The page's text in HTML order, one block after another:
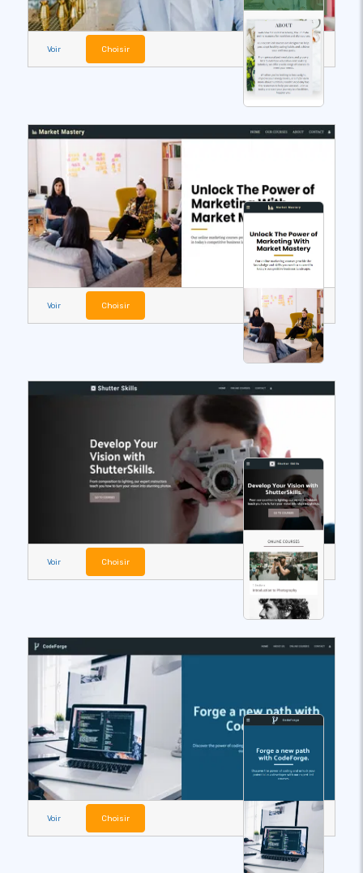
Voir Choisir
Voir Choisir
Voir Choisir
Voir Choisir